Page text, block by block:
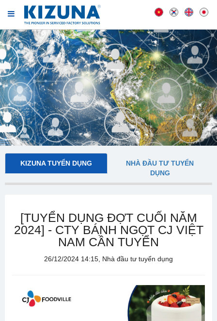
KIZUNA TUYỂN DỤNG
NHÀ ĐẦU TƯ TUYỂN
DỤNG
[TUYỂN DỤNG ĐỢT CUỐI NĂM
2024] - CTY BÁNH NGỌT CJ VIỆT
NAM CẦN TUYỂN
26/12/2024 14:15, Nhà đầu tư tuyển dụng